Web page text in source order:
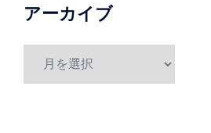
アーカイブ